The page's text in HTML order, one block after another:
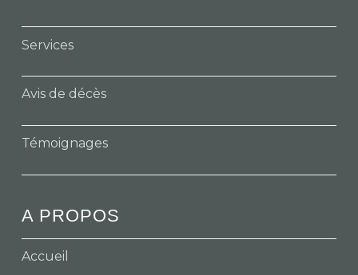
Services
Avis de décès
Témoignages
A PROPOS
Accueil